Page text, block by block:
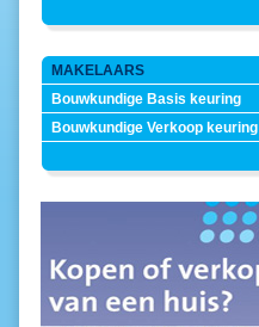
MAKELAARS
Bouwkundige Basis keuring
Bouwkundige Verkoop keuring